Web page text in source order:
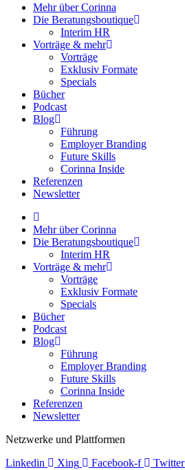
Mehr über Corinna
Die Beratungsboutique
Interim HR
Vorträge & mehr
Vorträge
Exklusiv Formate
Specials
Bücher
Podcast
Blog
Führung
Employer Branding
Future Skills
Corinna Inside
Referenzen
Newsletter
Mehr über Corinna
Die Beratungsboutique
Interim HR
Vorträge & mehr
Vorträge
Exklusiv Formate
Specials
Bücher
Podcast
Blog
Führung
Employer Branding
Future Skills
Corinna Inside
Referenzen
Newsletter
Netzwerke und Plattformen
Linkedin
Xing Facebook-f Twitter